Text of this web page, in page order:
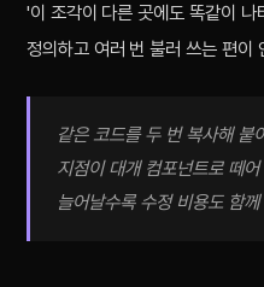
'이 조각이 다른 곳에도 똑같이
정의하고 여러 번 불러 쓰는 편이
같은 코드를 두 번 복사해 붙
지점이 대개 컴포넌트로 떼
늘어날수록 수정 비용도 함